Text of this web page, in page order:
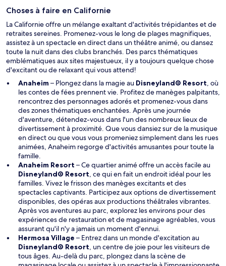
n
t
r
e
e
n
o
u
v
e
l
e
f
e
n
ê
t
r
e
Choses à faire en Californie
La Californie offre un mélange exaltant d'activités trépidantes et de
retraites sereines. Promenez-vous le long de plages magnifiques,
assistez à un spectacle en direct dans un théâtre animé, ou dansez
toute la nuit dans des clubs branchés. Des parcs thématiques
emblématiques aux sites majestueux, il y a toujours quelque chose
d'excitant ou de relaxant qui vous attend!
Anaheim – Plongez dans la magie au Disneyland® Resort S
’
o
v
r
e
d
n
s
n
e
o
e
, où
les contes de fées prennent vie. Profitez de manèges palpitants,
rencontrez des personnages adorés et promenez-vous dans
des zones thématiques enchantées. Après une journée
d'aventure, détendez-vous dans l'un des nombreux lieux de
divertissement à proximité. Que vous dansiez sur de la musique
en direct ou que vous vous promeniez simplement dans les rues
animées, Anaheim regorge d'activités amusantes pour toute la
famille.
Anaheim Resort – Ce quartier animé offre un accès facile au
Disneyland® Resort S
’
o
u
v
r
e
d
n
, ce qui en fait un endroit idéal pour les
familles. Vivez le frisson des manèges excitants et des
spectacles captivants. Participez aux options de divertissement
disponibles, des opéras aux productions théâtrales vibrantes.
Après vos aventures au parc, explorez les environs pour des
expériences de restauration et de magasinage agréables, vous
assurant qu'il n'y a jamais un moment d'ennui.
Hermosa Village – Entrez dans un monde d'excitation au
Disneyland® Resort
’
, un centre de joie pour les visiteurs de
tous âges. Au-delà du parc, plongez dans la scène de